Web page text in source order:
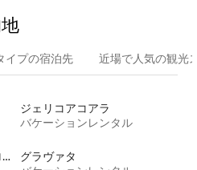
イ⁠プ⁠の宿⁠泊⁠先 近場で人気の観光
ジェリコアコアラ
バケーションレンタル
カンピナ・グランデ・メトロポリタンリージョン
グラヴァタ